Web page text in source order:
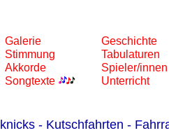
Galerie
Stimmung
Akkorde
Songtexte
Geschichte
Tabulaturen
Spieler/innen
Unterricht
- Kutschfahrten -